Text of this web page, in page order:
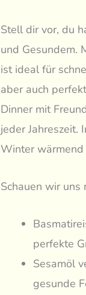
Stell dir vor, du
und Gesundem.
ist ideal für
aber auch
Dinner mit
jeder Jahreszeit.
Winter wärmend
Schauen wir uns
perfekte
Sesamöl
gesunde